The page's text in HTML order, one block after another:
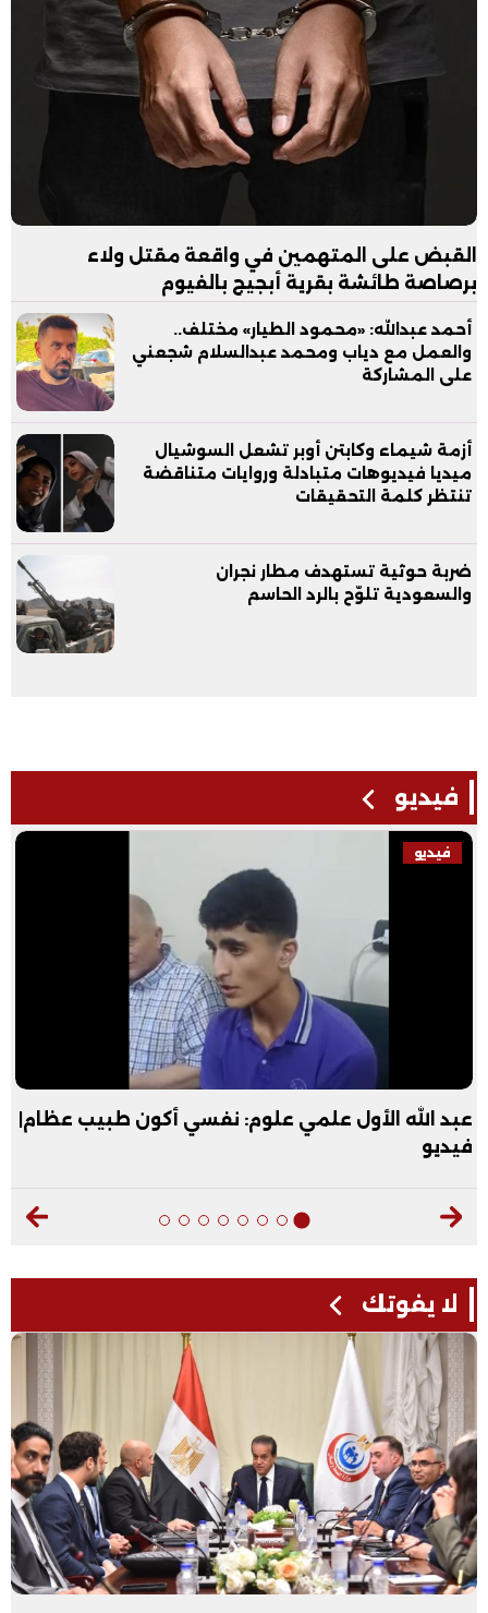
القبض على المتهمين في واقعة مقتل ولاء
برصاصة طائشة بقرية أبجيج بالفيوم
أحمد عبدالله: «محمود الطيار» مختلف..
والعمل مع دياب ومحمد عبدالسلام شجعني
على المشاركة
أزمة شيماء وكابتن أوبر تشعل السوشيال
ميديا فيديوهات متبادلة وروايات متناقضة
تنتظر كلمة التحقيقات
ضربة حوثية تستهدف مطار نجران
والسعودية تلوّح بالرد الحاسم
فيديو
فيديو
عبد الله الأول علمي علوم: نفسي أكون طبيب عظام|
فيديو
لا يفوتك